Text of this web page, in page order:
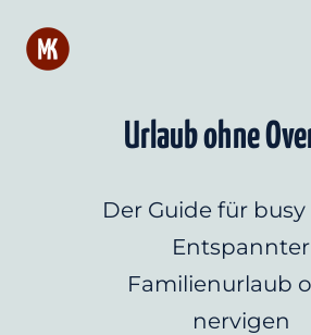
Urlaub ohne
Der Guide für busy
Entspannter
Familienurlaub
nervigen